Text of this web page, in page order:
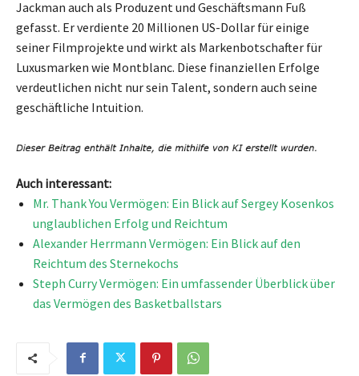
Jackman auch als Produzent und Geschäftsmann Fuß
gefasst. Er verdiente 20 Millionen US-Dollar für einige
seiner Filmprojekte und wirkt als Markenbotschafter für
Luxusmarken wie Montblanc. Diese finanziellen Erfolge
verdeutlichen nicht nur sein Talent, sondern auch seine
geschäftliche Intuition.
Auch interessant:
Mr. Thank You Vermögen: Ein Blick auf Sergey Kosenkos
unglaublichen Erfolg und Reichtum
Alexander Herrmann Vermögen: Ein Blick auf den
Reichtum des Sternekochs
Steph Curry Vermögen: Ein umfassender Überblick über
das Vermögen des Basketballstars